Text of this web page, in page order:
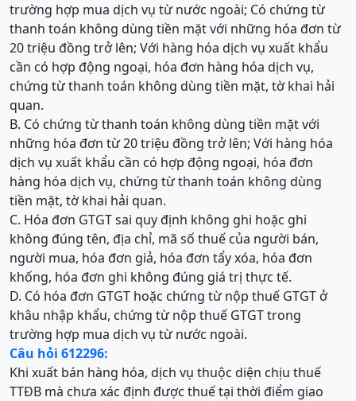
trường hợp mua dịch vụ từ nước ngoài; Có chứng từ
thanh toán không dùng tiền mặt với những hóa đơn từ
20 triệu đồng trở lên; Với hàng hóa dịch vụ xuất khẩu
cần có hợp động ngoại, hóa đơn hàng hóa dịch vụ,
chứng từ thanh toán không dùng tiền mặt, tờ khai hải
quan.
B. Có chứng từ thanh toán không dùng tiền mặt với
những hóa đơn từ 20 triệu đồng trở lên; Với hàng hóa
dịch vụ xuất khẩu cần có hợp động ngoại, hóa đơn
hàng hóa dịch vụ, chứng từ thanh toán không dùng
tiền mặt, tờ khai hải quan.
C. Hóa đơn GTGT sai quy định không ghi hoặc ghi
không đúng tên, địa chỉ, mã số thuế của người bán,
người mua, hóa đơn giả, hóa đơn tẩy xóa, hóa đơn
khống, hóa đơn ghi không đúng giá trị thực tế.
D. Có hóa đơn GTGT hoặc chứng từ nộp thuế GTGT ở
khâu nhập khẩu, chứng từ nộp thuế GTGT trong
trường hợp mua dịch vụ từ nước ngoài.
Câu hỏi 612296:
Khi xuất bán hàng hóa, dịch vụ thuộc diện chịu thuế
TTĐB mà chưa xác định được thuế tại thời điểm giao